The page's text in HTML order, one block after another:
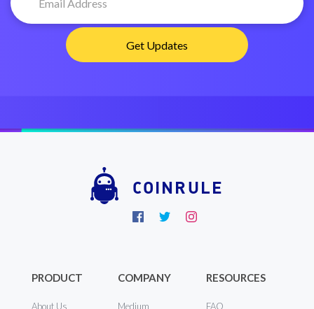
COINRULE
PRODUCT
About Us
COMPANY
Medium
RESOURCES
FAQ